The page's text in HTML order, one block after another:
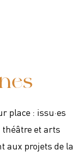
place : issu·es
théâtre et arts
aux projets de la